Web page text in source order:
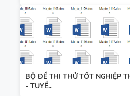
BỘ ĐỀ THI THỬ TỐT NGHIỆP
- TUYỂ...